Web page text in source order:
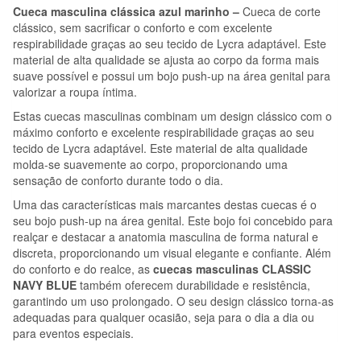
L
Cueca masculina clássica azul marinho – Cueca de corte
clássico, sem sacrificar o conforto e com excelente
respirabilidade graças ao seu tecido de Lycra adaptável. Este
material de alta qualidade se ajusta ao corpo da forma mais
suave possível e possui um bojo push-up na área genital para
valorizar a roupa íntima.
Estas cuecas masculinas combinam um design clássico com o
máximo conforto e excelente respirabilidade graças ao seu
tecido de Lycra adaptável. Este material de alta qualidade
molda-se suavemente ao corpo, proporcionando uma
sensação de conforto durante todo o dia.
Uma das características mais marcantes destas cuecas é o
seu bojo push-up na área genital. Este bojo foi concebido para
realçar e destacar a anatomia masculina de forma natural e
discreta, proporcionando um visual elegante e confiante. Além
do conforto e do realce, as cuecas masculinas CLASSIC
NAVY BLUE também oferecem durabilidade e resistência,
garantindo um uso prolongado. O seu design clássico torna-as
adequadas para qualquer ocasião, seja para o dia a dia ou
para eventos especiais.